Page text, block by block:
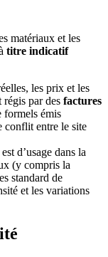
matériaux et les
titre indicatif
les prix et les
par des factures
formels émis
conflit entre le site
d’usage dans la
(y compris la
standard de
et les variations